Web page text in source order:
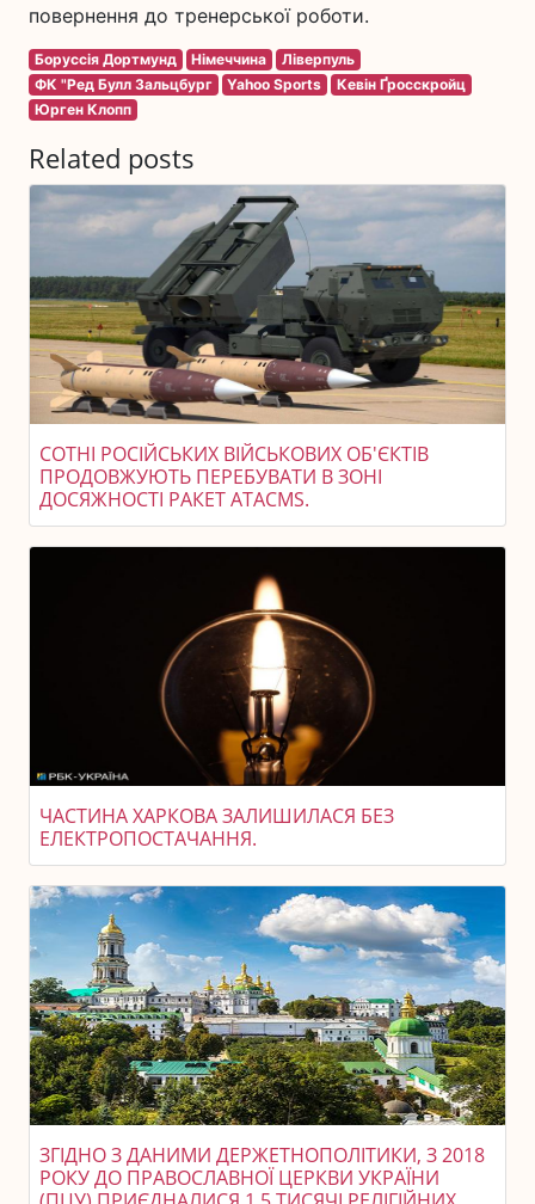
повернення до тренерської роботи.
Боруссія Дортмунд Німеччина
Ліверпуль
ФК "Ред Булл Зальцбург
Yahoo Sports
Кевін Ґросскройц
Юрген Клопп
Related posts
СОТНІ РОСІЙСЬКИХ ВІЙСЬКОВИХ ОБ'ЄКТІВ
ПРОДОВЖУЮТЬ ПЕРЕБУВАТИ В ЗОНІ
ДОСЯЖНОСТІ РАКЕТ ATACMS.
ЧАСТИНА ХАРКОВА ЗАЛИШИЛАСЯ БЕЗ
ЕЛЕКТРОПОСТАЧАННЯ.
ЗГІДНО З ДАНИМИ ДЕРЖЕТНОПОЛІТИКИ, З 2018
РОКУ ДО ПРАВОСЛАВНОЇ ЦЕРКВИ УКРАЇНИ